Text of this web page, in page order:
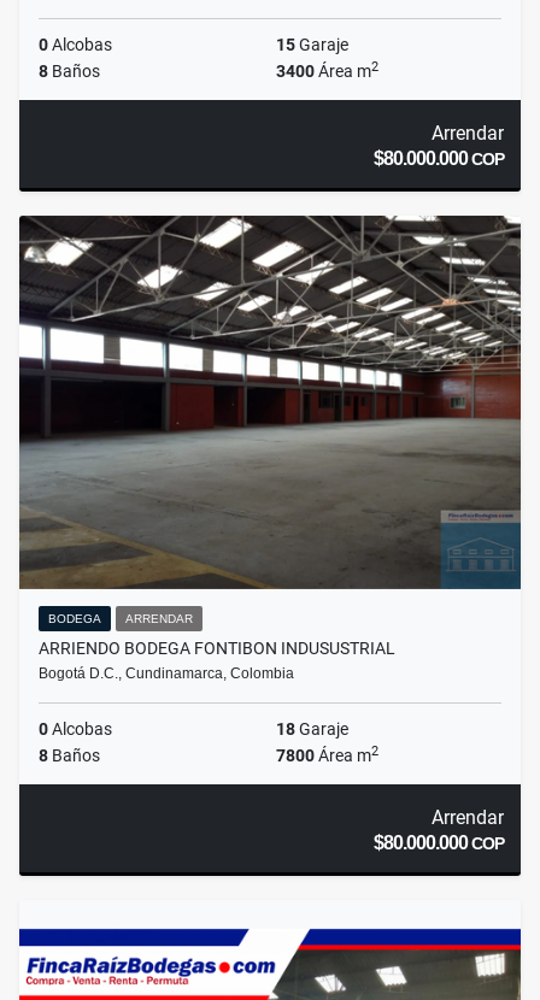
0Alcobas 15Garaje
8 Baños 3400Área m2
Arrendar
$80.000.000COP
BODEGA ARRENDAR
ARRIENDO BODEGA FONTIBON INDUSUSTRIAL
Bogotá D.C., Cundinamarca, Colombia
0Alcobas 18Garaje
8 Baños 7800Área m2
Arrendar
$80.000.000COP